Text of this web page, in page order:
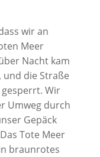
wir an
Meer
Nacht kam
die Straße
Wir
Umweg durch
Gepäck
Tote Meer
braunrotes